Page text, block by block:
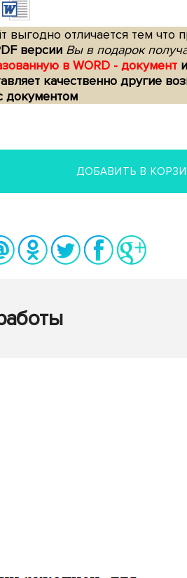
выгодно отличается тем что
версии Вы в подарок
в WORD - документ
качественно другие
документом
ДОБАВИТЬ В